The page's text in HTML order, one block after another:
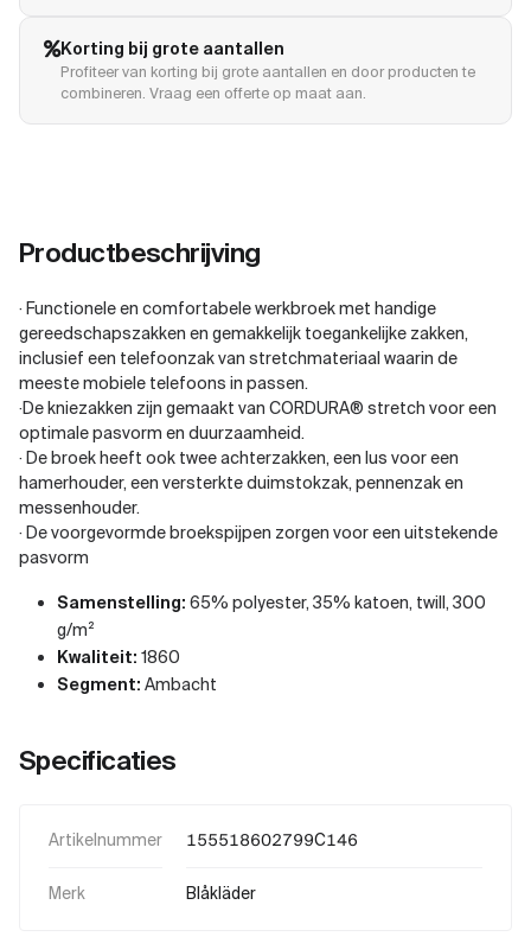
Korting bij grote aantallen
Profiteer van korting bij grote aantallen en door producten te
combineren. Vraag een offerte op maat aan.
Productbeschrijving
· Functionele en comfortabele werkbroek met handige
gereedschapszakken en gemakkelijk toegankelijke zakken,
inclusief een telefoonzak van stretchmateriaal waarin de
meeste mobiele telefoons in passen.
·De kniezakken zijn gemaakt van CORDURA® stretch voor een
optimale pasvorm en duurzaamheid.
· De broek heeft ook twee achterzakken, een lus voor een
hamerhouder, een versterkte duimstokzak, pennenzak en
messenhouder.
· De voorgevormde broekspijpen zorgen voor een uitstekende
pasvorm
Samenstelling: 65% polyester, 35% katoen, twill, 300
g/m²
Kwaliteit: 1860
Segment: Ambacht
Specificaties
Artikelnummer 155518602799C146
Merk Blåkläder